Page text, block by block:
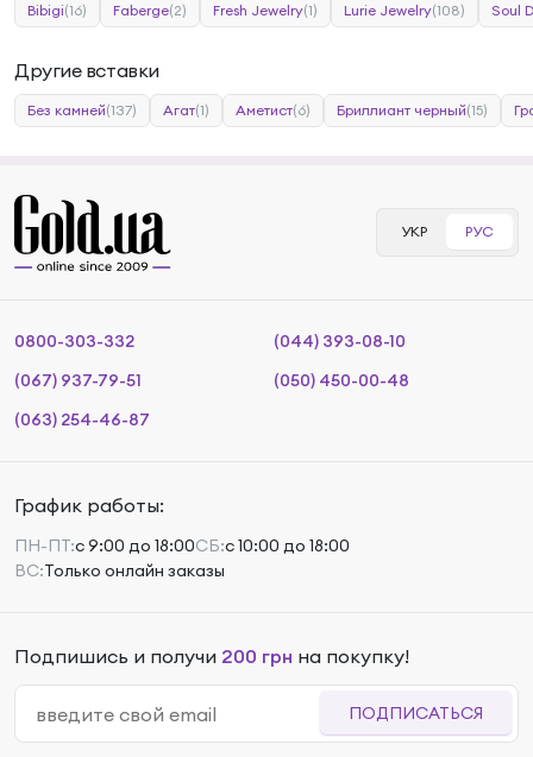
Bibigi(16) Faberge(2) Fresh Jewelry(1) Lurie Jewelry(108) Soul
Другие вставки
Без камней(137) Агат(1) Аметист(6) Бриллиант черный(15)
УКР РУС
0800-303-332
(044) 393-08-10
(067) 937-79-51
(050) 450-00-48
(063) 254-46-87
График работы:
ПН-ПТ:с 9:00 до 18:00СБ:с 10:00 до 18:00
ВС:Только онлайн заказы
Подпишись и получи 200 грн на покупку!
ПОДПИСАТЬСЯ